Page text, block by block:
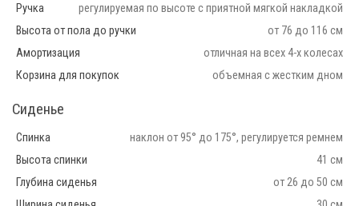
Ручка
регулируемая по высоте с приятной мягкой накладкой
Высота от пола до ручки
от 76 до 116 см
Амортизация
отличная на всех 4-х колесах
Корзина для покупок
объемная с жестким дном
Сиденье
Спинка
наклон от 95° до 175°, регулируется ремнем
Высота спинки
41 см
Глубина сиденья
от 26 до 50 см